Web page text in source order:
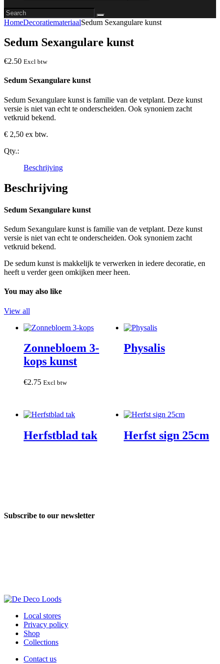
Search
facebook-
instagram
pinterest-
HomeDecoratiemateriaalSedum Sexangulare kunst
Sedum Sexangulare kunst
€2.50 Excl btw
Sedum Sexangulare kunst
Sedum Sexangulare kunst is familie van de vetplant. Deze kunst
versie is niet van echt te onderscheiden. Ook synoniem zacht
vetkruid bekend.
€ 2,50 ex btw.
Qty.:
Beschrijving
Beschrijving
Sedum Sexangulare kunst
Sedum Sexangulare kunst is familie van de vetplant. Deze kunst
versie is niet van echt te onderscheiden. Ook synoniem zacht
vetkruid bekend.
De sedum kunst is makkelijk te verwerken in iedere decoratie, en
heeft u verder geen omkijken meer heen.
You may also like
View all
Zonnebloem 3-
kops kunst
€2.75 Excl btw
Physalis
Herfstblad tak Herfst sign 25cm
Subscribe to our newsletter
Local stores
Privacy policy
Shop
Collections
Contact us